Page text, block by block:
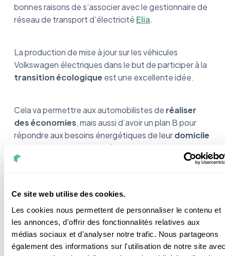
Ce site web utilise des cookies.
Les cookies nous permettent de personnaliser le contenu et
les annonces, d'offrir des fonctionnalités relatives aux
médias sociaux et d'analyser notre trafic. Nous partageons
également des informations sur l'utilisation de notre site
bonnes raisons de s’associer avec le gestionnaire de
réseau de transport d’électricité Elia.
La production de mise à jour sur les véhicules
Volkswagen électriques dans le but de participer à la
transition écologique est une excellente idée.
Cela va permettre aux automobilistes de réaliser
des économies, mais aussi d’avoir un plan B pour
répondre aux besoins énergétiques de leurdomicile
réseau
peu présente en France, là où elle est monnaie
courante au Japon, par exemple. Celle-ci est
développée à petite échelle pour des entreprises
pour le moment. Mais il n’y aucun doute sur le fait
qu’elle arrive pour les particuliers. Bientôt, ce